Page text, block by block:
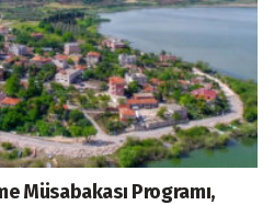
Müsabakası Programı,